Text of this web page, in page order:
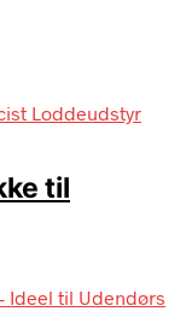
til